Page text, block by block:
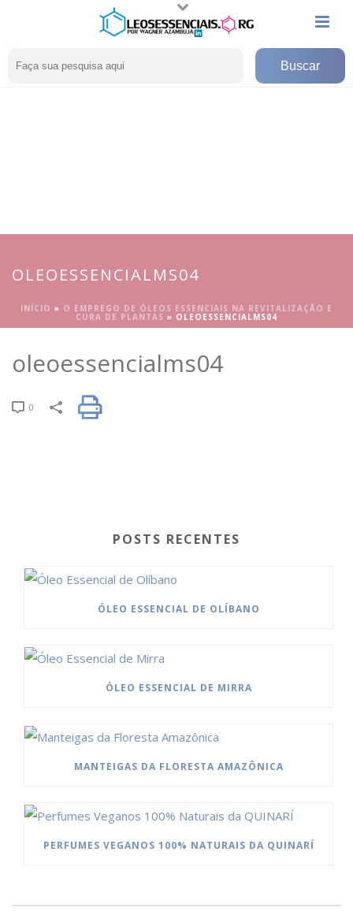
OLEOESSENCIALMS04
INÍCIO » O EMPREGO DE ÓLEOS ESSENCIAIS NA REVITALIZAÇÃO E
CURA DE PLANTAS » OLEOESSENCIALMS04
oleoessencialms04
0
POSTS RECENTES
ÓLEO ESSENCIAL DE OLÍBANO
ÓLEO ESSENCIAL DE MIRRA
MANTEIGAS DA FLORESTA AMAZÔNICA
PERFUMES VEGANOS 100% NATURAIS DA QUINARÍ